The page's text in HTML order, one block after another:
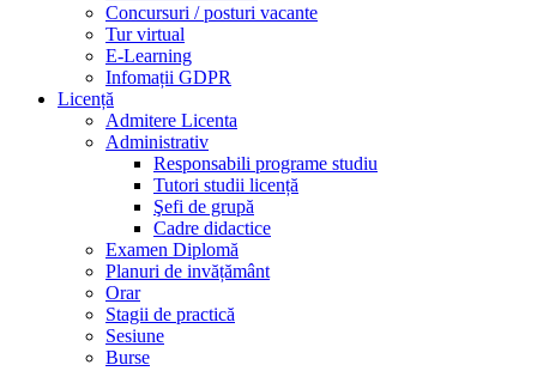
Concursuri / posturi vacante
Tur virtual
E-Learning
Infomații GDPR
Licență
Admitere Licenta
Administrativ
Responsabili programe studiu
Tutori studii licență
Şefi de grupă
Cadre didactice
Examen Diplomă
Planuri de invățământ
Orar
Stagii de practică
Sesiune
Burse